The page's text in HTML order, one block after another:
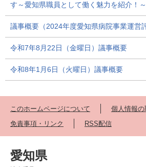
す～愛知県職員として働く魅力を紹介！～
議事概要（2024年度愛知県病院事業運営
令和7年8月22日（金曜日）議事概要
令和8年1月6日（火曜日）議事概要
このホームページについて
個人情報の
免責事項・リンク
RSS配信
愛知県